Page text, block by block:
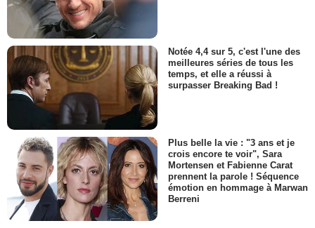
Notée 4,4 sur 5, c'est l'une des
meilleures séries de tous les
temps, et elle a réussi à
surpasser Breaking Bad !
Plus belle la vie : "3 ans et je
crois encore te voir", Sara
Mortensen et Fabienne Carat
prennent la parole ! Séquence
émotion en hommage à Marwan
Berreni